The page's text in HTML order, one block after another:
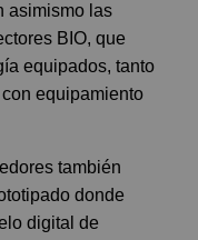
asimismo las
BIO, que
equipados, tanto
equipamiento
también
donde
digital de